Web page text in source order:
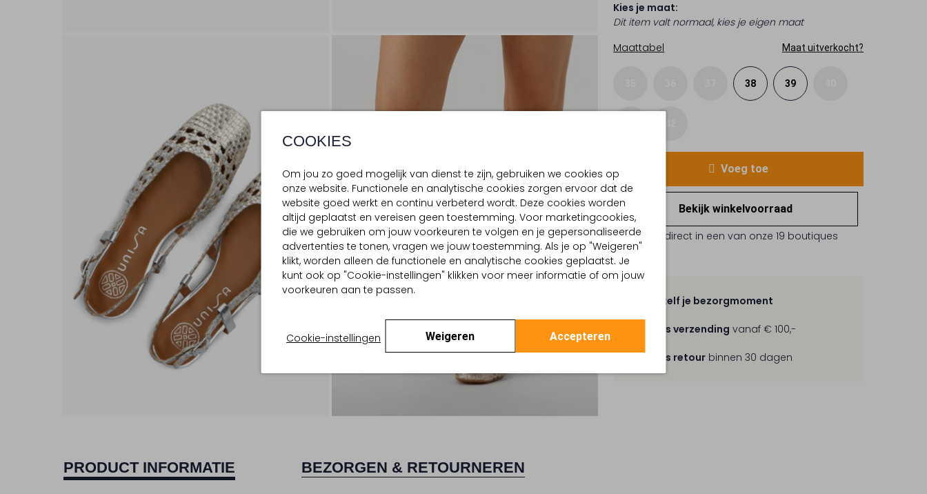
COOKIES
Om jou zo goed mogelijk van dienst te zijn, gebruiken we cookies op
onze website. Functionele en analytische cookies zorgen ervoor dat de
website goed werkt en continu verbeterd wordt. Deze cookies worden
altijd geplaatst en vereisen geen toestemming. Voor marketingcookies,
die we gebruiken om jouw voorkeuren te volgen en je gepersonaliseerde
advertenties te tonen, vragen we jouw toestemming. Als je op "Weigeren"
klikt, worden alleen de functionele en analytische cookies geplaatst. Je
kunt ook op "Cookie-instellingen" klikken voor meer informatie of om jouw
voorkeuren aan te passen.
Cookie-instellingen Weigeren Accepteren
Kies je maat:
Dit item valt normaal, kies je eigen maat
Maattabel
Maat uitverkocht?
38 39
Voeg toe
Bekijk winkelvoorraad
Reserveer direct in een van onze 19 boutiques
Kies zelf je bezorgmoment
Gratis verzending vanaf € 100,-
Gratis retour binnen 30 dagen
PRODUCT INFORMATIE BEZORGEN & RETOURNEREN